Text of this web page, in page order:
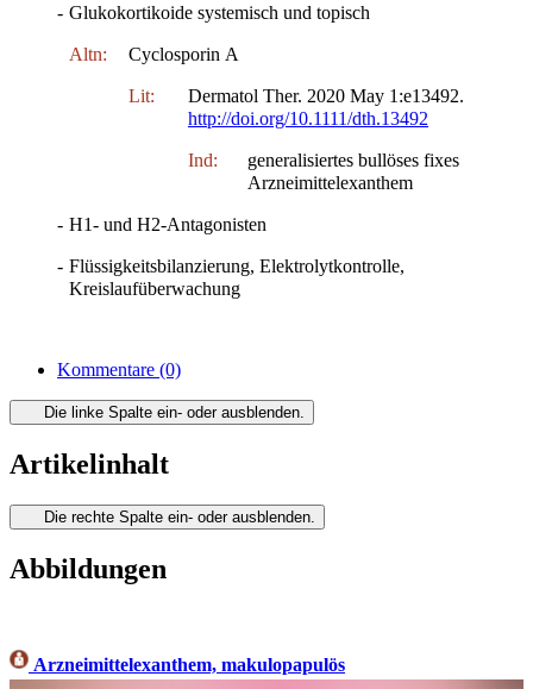
- Glukokortikoide systemisch und topisch
Altn: Cyclosporin A
Lit:
Dermatol Ther. 2020 May 1:e13492.
http://doi.org/10.1111/dth.13492
Ind:
generalisiertes bullöses fixes
Arzneimittelexanthem
- H1- und H2-Antagonisten
- Flüssigkeitsbilanzierung, Elektrolytkontrolle,
Kreislaufüberwachung
Kommentare (0)
Die linke Spalte ein- oder ausblenden.
Artikelinhalt
Die rechte Spalte ein- oder ausblenden.
Abbildungen
Arzneimittelexanthem, makulopapulös